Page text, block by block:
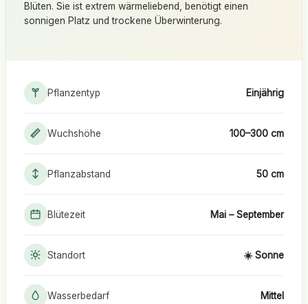
Blüten. Sie ist extrem wärmeliebend, benötigt einen
sonnigen Platz und trockene Überwinterung.
Pflanzentyp Einjährig
Wuchshöhe 100–300 cm
Pflanzabstand 50 cm
Blütezeit Mai – September
Standort ☀️ Sonne
Wasserbedarf Mittel